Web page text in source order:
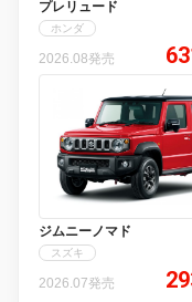
プレリュード
ホンダ
2026.08発売
ジムニーノマド
スズキ
2026.07発売